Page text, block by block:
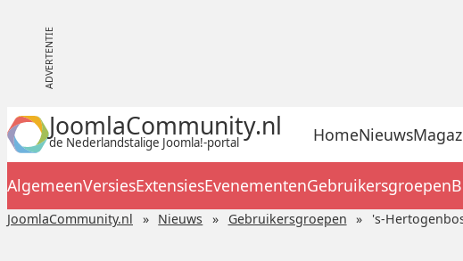
JoomlaCommunity.nl
de Nederlandstalige Joomla!-portal HomeNieuws
AlgemeenVersiesExtensiesEvenementenGebruikersgroepen
JoomlaCommunity.nl Nieuws Gebruikersgroepen 's-